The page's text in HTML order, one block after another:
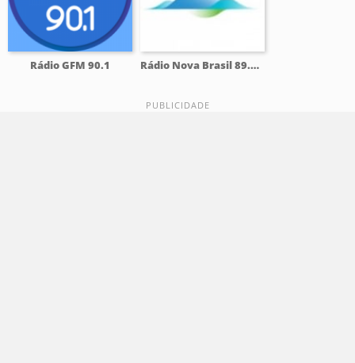
Rádio GFM 90.1 Rádio Nova Brasil 89.7 FM